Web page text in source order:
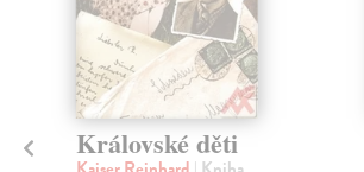
Královské děti